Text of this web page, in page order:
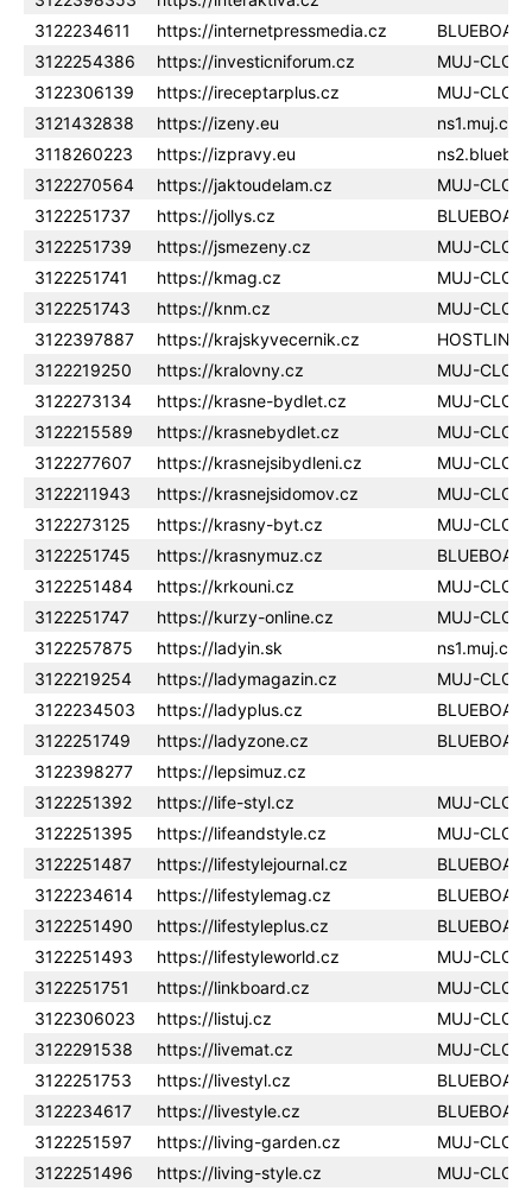
3122234611
https://internetpressmedia.cz
3122254386
https://investicniforum.cz
MUJ-
3122306139
https://ireceptarplus.cz
MUJ-
3121432838
https://izeny.eu
3118260223
https://izpravy.eu
3122270564
https://jaktoudelam.cz
MUJ-
3122251737
https://jollys.cz
3122251739
https://jsmezeny.cz
MUJ-
3122251741
https://kmag.cz
MUJ-
3122251743
https://knm.cz
MUJ-
3122397887
https://krajskyvecernik.cz
HOSTLINER
3122219250
https://kralovny.cz
MUJ-
3122273134
https://krasne-bydlet.cz
MUJ-
3122215589
https://krasnebydlet.cz
MUJ-
3122277607
https://krasnejsibydleni.cz
MUJ-
3122211943
https://krasnejsidomov.cz
MUJ-
3122273125
https://krasny-byt.cz
MUJ-
3122251745
https://krasnymuz.cz
3122251484
https://krkouni.cz
MUJ-
3122251747
https://kurzy-online.cz
MUJ-
3122257875
https://ladyin.sk
3122219254
https://ladymagazin.cz
MUJ-
3122234503
https://ladyplus.cz
3122251749
https://ladyzone.cz
3122398277
https://lepsimuz.cz
3122251392
https://life-styl.cz
MUJ-
3122251395
https://lifeandstyle.cz
MUJ-
3122251487
https://lifestylejournal.cz
3122234614
https://lifestylemag.cz
3122251490
https://lifestyleplus.cz
3122251493
https://lifestyleworld.cz
MUJ-
3122251751
https://linkboard.cz
MUJ-
3122306023
https://listuj.cz
MUJ-
3122291538
https://livemat.cz
MUJ-
3122251753
https://livestyl.cz
3122234617
https://livestyle.cz
3122251597
https://living-garden.cz
MUJ-
3122251496
https://living-style.cz
MUJ-